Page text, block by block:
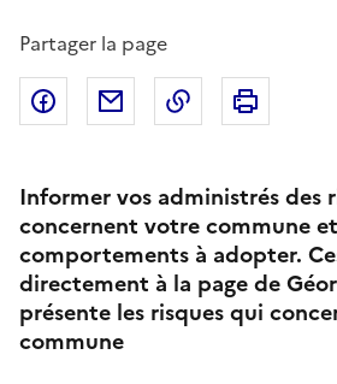
Partager la page
Partager sur Facebook
Partager par email
Copier dans
Informer vos administrés des
concernent votre commune
comportements à adopter.
directement à la page de
présente les risques qui
commune